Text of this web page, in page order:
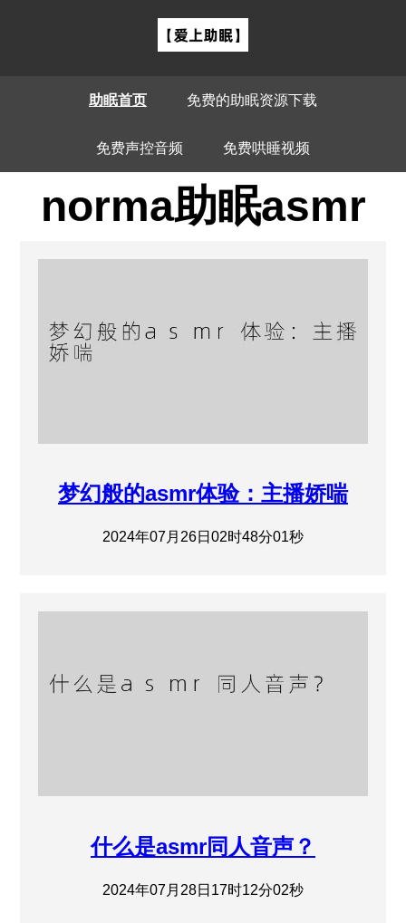
助眠首页 免费的助眠资源下载
免费声控音频 免费哄睡视频
norma助眠asmr
梦幻般的asmr体验：主播娇喘
2024年07月26日02时48分01秒
什么是asmr同人音声？
2024年07月28日17时12分02秒